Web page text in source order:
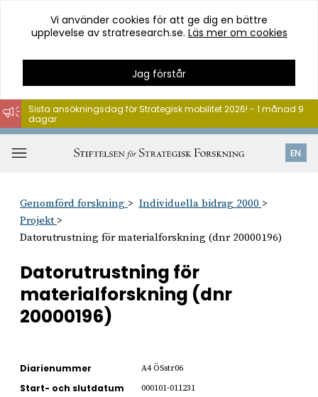
Hoppa
till
innehåll
Vi använder cookies för att ge dig en bättre
upplevelse av stratresearch.se. Läs mer om cookies
Jag förstår
EN
Sista ansökningsdag för Strategisk mobilitet 2026! - 1 månad 9
dagar
Genomförd forskning
Individuella bidrag 2000
Projekt
Datorutrustning för materialforskning (dnr 20000196)
Datorutrustning för
materialforskning (dnr
20000196)
Diarienummer A4 ÖSstr06
Start- och slutdatum 000101-011231